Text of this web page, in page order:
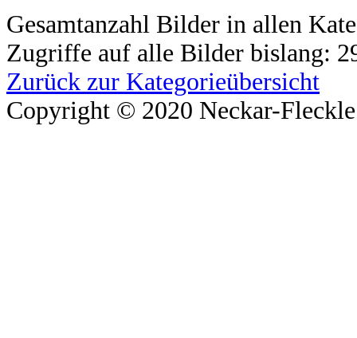
Gesamtanzahl Bilder in allen
Zugriffe auf alle Bilder bislang:
Zurück zur Kategorieübersicht
Copyright © 2020 Neckar-